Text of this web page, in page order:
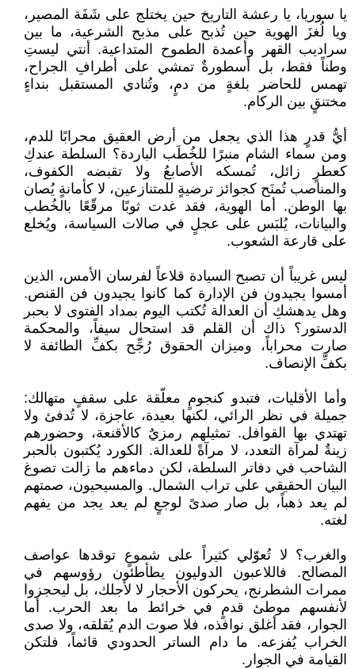
يا سوريا، يا رعشة التاريخ حين يختلج على شَفَة المصير،
ويا لُغزَ الهوية حين تُذبح على مذبح الشرعية، ما بين
سراديب القهر وأعمدة الطموح المتداعية. أنتي ليستِ
وطناً فقط، بل أسطورةٌ تمشي على أطرافِ الجراح،
تهمس للحاضر بلغةٍ من دمٍ، وتُنادي المستقبل بنداءٍ
مختنقٍ بين الركام.
أيُّ قدرٍ هذا الذي يجعل من أرض العقيق محرابًا للدم،
ومن سماء الشام منبرًا للخُطَب الباردة؟ السلطة عندكِ
كعطرٍ زائل، تُمسكه الأصابعُ ولا تقبضه الكفوف،
والمناصب تُمنَح كجوائز ترضيةٍ للمتنازعين، لا كأمانةٍ يُصان
بها الوطن. أما الهوية، فقد غدت ثوبًا مرقّعًا بالخُطب
والبيانات، يُلبَس على عجلٍ في صالات السياسة، ويُخلع
على قارعة الشعوب.
ليس غريباً أن تصبح السيادة قلاعاً لفرسان الأمس، الذين
أمسوا يجيدون فن الإدارة كما كانوا يجيدون فن القنص.
وهل يدهشكِ أن العدالة تُكتب اليوم بمداد الفتوى لا بحبر
الدستور؟ ذاك أن القلم قد استحال سيفاً، والمحكمة
صارت محراباً، وميزان الحقوق رُجِّح بكفِّ الطائفة لا
بكفِّ الإنصاف.
وأما الأقليات، فتبدو كنجومٍ معلّقة على سقفٍ متهالك:
جميلة في نظر الرائي، لكنها بعيدة، عاجزة، لا تُدفئ ولا
تهتدي بها القوافل. تمثيلهم رمزيٌ كالأقنعة، وحضورهم
زينةٌ لمرآة التعدد، لا مرآةً للعدالة. الكورد يُكتبون بالحبر
الشاحب في دفاتر السلطة، لكن دماءهم ما زالت تصوغ
البيان الحقيقي على تراب الشمال. والمسيحيون، صمتهم
لم يعد ذهباً، بل صار صدىً لوجعٍ لم يعد يجد من يفهم
لغته.
والغرب؟ لا تُعوّلي كثيراً على شموعٍ توقدها عواصف
المصالح. فاللاعبون الدوليون يطأطئون رؤوسهم في
ممرات الشطرنج، يحركون الأحجار لا لأجلك، بل ليحجزوا
لأنفسهم موطئ قدمٍ في خرائط ما بعد الحرب. أما
الجوار، فقد أغلق نوافذه، فلا صوت الدم يُقلقه، ولا صدى
الخراب يُفزعه. ما دام الساتر الحدودي قائماً، فلتكن
القيامة في الجوار.